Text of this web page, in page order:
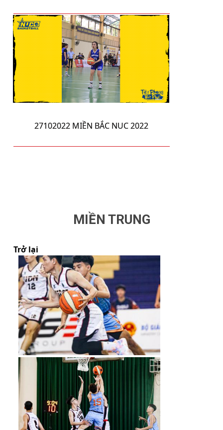
27102022 MIỀN BẮC NUC 2022
MIỀN TRUNG
Trở lại